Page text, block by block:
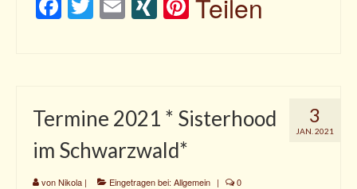
3
JAN. 2021
Termine 2021 * Sisterhood
im Schwarzwald*
vonNikola | Eingetragen bei: Allgemein | 0